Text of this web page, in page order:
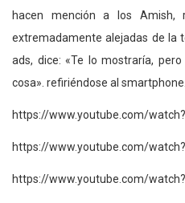
hacen mención a los Amish,
extremadamente alejadas de la
ads, dice: «Te lo mostraría,
cosa». refiriéndose al smartphone.
https://www.youtube.com/
https://www.youtube.com/
https://www.youtube.com/